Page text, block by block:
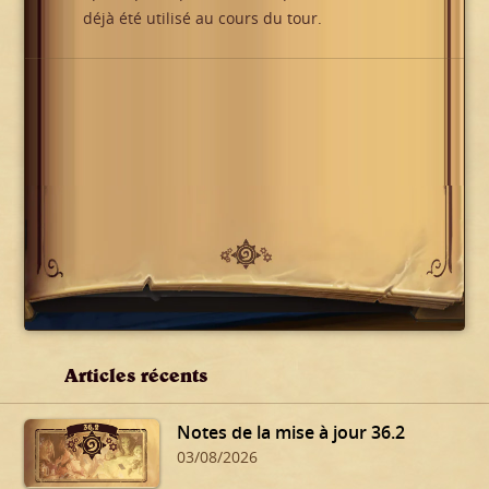
déjà été utilisé au cours du tour.
Articles récents
Notes de la mise à jour 36.2
03/08/2026